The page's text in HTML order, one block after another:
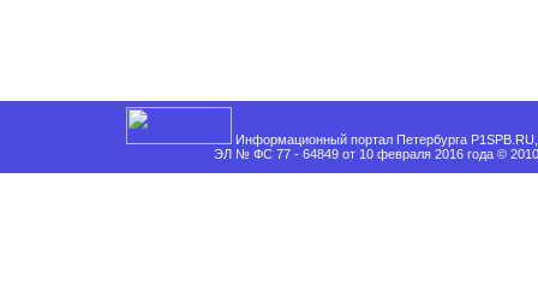
Информационный портал Петербурга
ЭЛ № ФС 77 - 64849 от 10 февраля 2016 года ©